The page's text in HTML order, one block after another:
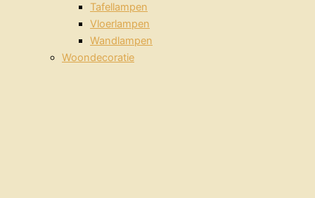
Tafellampen
Vloerlampen
Wandlampen
Woondecoratie